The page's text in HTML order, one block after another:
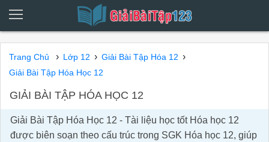
Trang Chủ › Lớp 12 › Giải Bài Tập Hóa 12 ›
Giải Bài Tập Hóa Học 12
GIẢI BÀI TẬP HÓA HỌC 12
Giải Bài Tập Hóa Học 12 - Tài liệu học tốt Hóa học 12
được biên soạn theo cấu trúc trong SGK Hóa học 12, giúp